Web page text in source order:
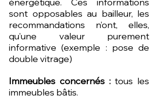
sont opposables au bailleur, les
recommandations n’ont, elles,
qu’une valeur purement
informative (exemple : pose de
double vitrage)
Immeubles concernés : tous les
immeubles bâtis.